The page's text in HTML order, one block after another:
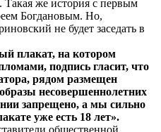
Такая же история с первым
Богдановым. Но,
не будет заседать в
плакат, на котором
подпись гласит, что
рядом размещен
несовершеннолетних
запрещено, а мы сильно
уже есть 18 лет».